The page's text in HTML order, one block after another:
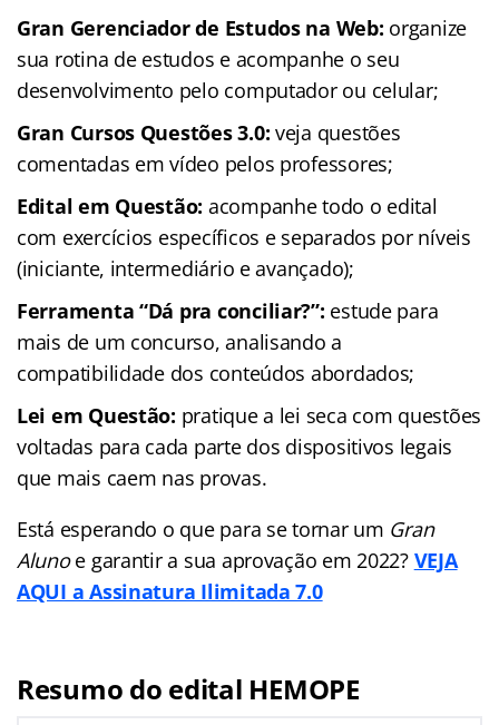
Gran Gerenciador de Estudos na Web: organize
sua rotina de estudos e acompanhe o seu
desenvolvimento pelo computador ou celular;
Gran Cursos Questões 3.0: veja questões
comentadas em vídeo pelos professores;
Edital em Questão: acompanhe todo o edital
com exercícios específicos e separados por níveis
(iniciante, intermediário e avançado);
Ferramenta “Dá pra conciliar?”: estude para
mais de um concurso, analisando a
compatibilidade dos conteúdos abordados;
Lei em Questão: pratique a lei seca com questões
voltadas para cada parte dos dispositivos legais
que mais caem nas provas.
Está esperando o que para se tornar um Gran
Alunoe garantir a sua aprovação em 2022? VEJA
AQUI a Assinatura Ilimitada 7.0
Resumo do edital HEMOPE